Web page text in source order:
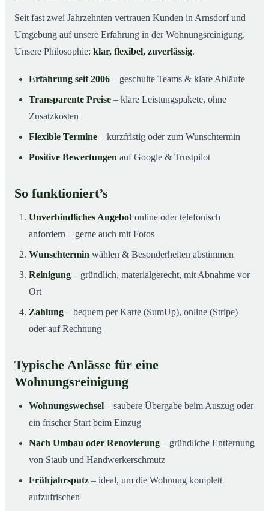
Seit fast zwei Jahrzehnten vertrauen Kunden in Arnsdorf und
Umgebung auf unsere Erfahrung in der Wohnungsreinigung.
Unsere Philosophie: klar, flexibel, zuverlässig.
Erfahrung seit 2006 – geschulte Teams & klare Abläufe
Transparente Preise – klare Leistungspakete, ohne
Zusatzkosten
Flexible Termine – kurzfristig oder zum Wunschtermin
Positive Bewertungen auf Google & Trustpilot
So funktioniert’s
Unverbindliches Angebot online oder telefonisch
anfordern – gerne auch mit Fotos
Wunschtermin wählen & Besonderheiten abstimmen
Reinigung – gründlich, materialgerecht, mit Abnahme vor
Ort
Zahlung – bequem per Karte (SumUp), online (Stripe)
oder auf Rechnung
Typische Anlässe für eine
Wohnungsreinigung
Wohnungswechsel – saubere Übergabe beim Auszug oder
ein frischer Start beim Einzug
Nach Umbau oder Renovierung – gründliche Entfernung
von Staub und Handwerkerschmutz
Frühjahrsputz – ideal, um die Wohnung komplett
aufzufrischen